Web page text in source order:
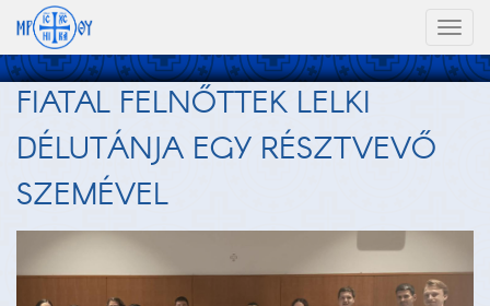
FIATAL FELNŐTTEK LELKI
DÉLUTÁNJA EGY RÉSZTVEVŐ
SZEMÉVEL